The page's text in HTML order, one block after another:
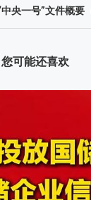
中央一号”文件概要
您可能还喜欢